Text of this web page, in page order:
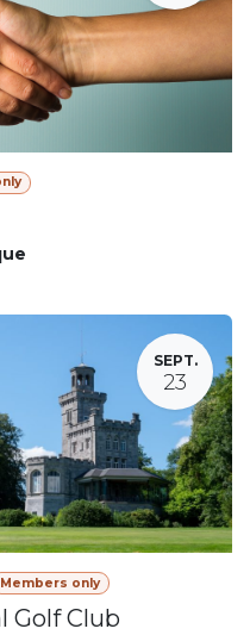
SEPT.
23
Members only
Golf Club